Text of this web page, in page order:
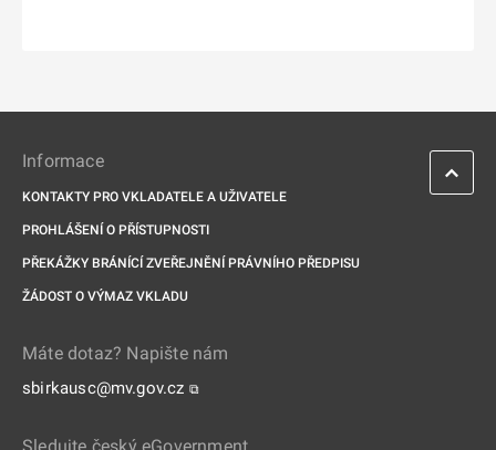
Informace
KONTAKTY PRO VKLADATELE A UŽIVATELE
PROHLÁŠENÍ O PŘÍSTUPNOSTI
PŘEKÁŽKY BRÁNÍCÍ ZVEŘEJNĚNÍ PRÁVNÍHO PŘEDPISU
ŽÁDOST O VÝMAZ VKLADU
Máte dotaz? Napište nám
sbirkausc@mv.gov.cz ⧉